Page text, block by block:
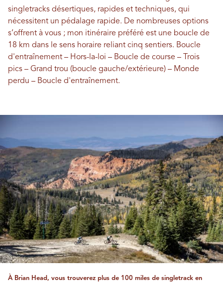
singletracks désertiques, rapides et techniques, qui
nécessitent un pédalage rapide. De nombreuses options
s’offrent à vous ; mon itinéraire préféré est une boucle de
18 km dans le sens horaire reliant cinq sentiers. Boucle
d'entraînement – ​​Hors-la-loi – Boucle de course – Trois
pics – Grand trou (boucle gauche/extérieure) – Monde
perdu – Boucle d'entraînement.
À Brian Head, vous trouverez plus de 100 miles de singletrack en